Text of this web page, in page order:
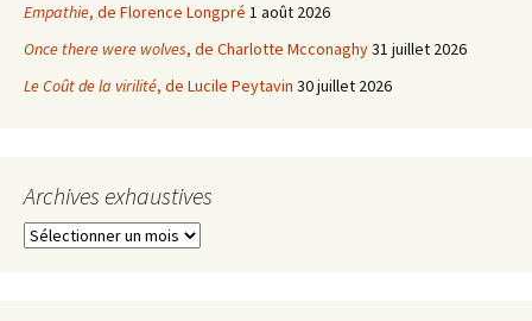
Empathie, de Florence Longpré 1 août 2026
Once there were wolves, de Charlotte Mcconaghy31 juillet 2026
Le Coût de la virilité, de Lucile Peytavin 30 juillet 2026
Archives exhaustives
Archives